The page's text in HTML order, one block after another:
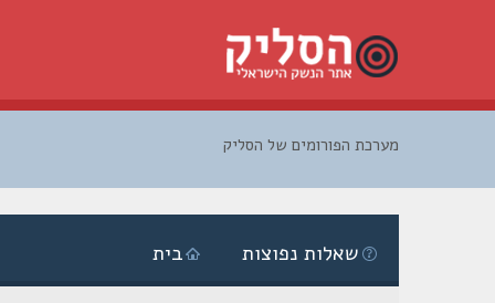
מערכת הפורומים של הסליק
בית שאלות נפוצות